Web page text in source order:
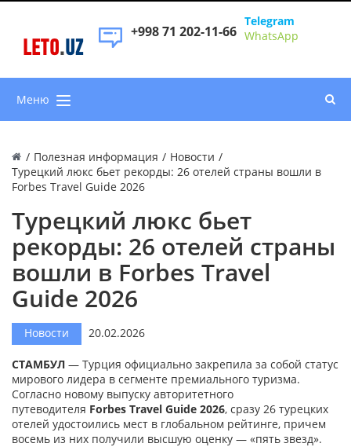
LETO.UZ
+998 71 202-11-66
Telegram
WhatsApp
Меню
/ Полезная информация / Новости /
Турецкий люкс бьет рекорды: 26 отелей страны вошли в
Forbes Travel Guide 2026
Турецкий люкс бьет
рекорды: 26 отелей страны
вошли в Forbes Travel
Guide 2026
Новости 20.02.2026
СТАМБУЛ — Турция официально закрепила за собой статус
мирового лидера в сегменте премиального туризма.
Согласно новому выпуску авторитетного
путеводителя Forbes Travel Guide 2026, сразу 26 турецких
отелей удостоились мест в глобальном рейтинге, причем
восемь из них получили высшую оценку — «пять звезд».